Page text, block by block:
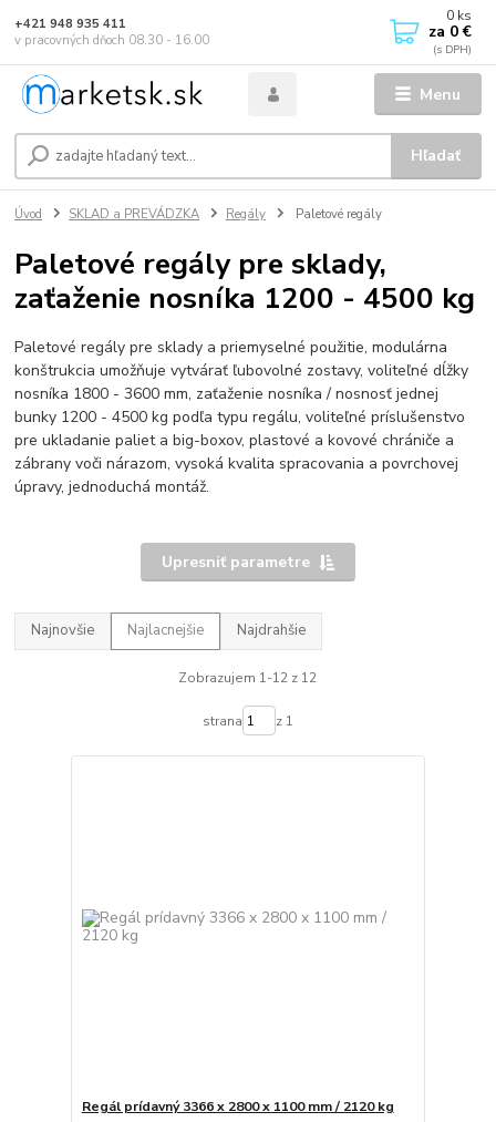
Menu
Hľadať
+421 948 935 411
v pracovných dňoch 08.30 - 16.00
0 ks
za 0 €
Úvod SKLAD a PREVÁDZKA Regály Paletové regály
Paletové regály pre sklady,
zaťaženie nosníka 1200 - 4500 kg
Paletové regály pre sklady a priemyselné použitie, modulárna
konštrukcia umožňuje vytvárať ľubovolné zostavy, voliteľné dĺžky
nosníka 1800 - 3600 mm, zaťaženie nosníka / nosnosť jednej
bunky 1200 - 4500 kg podľa typu regálu, voliteľné príslušenstvo
pre ukladanie paliet a big-boxov, plastové a kovové chrániče a
zábrany voči nárazom, vysoká kvalita spracovania a povrchovej
úpravy, jednoduchá montáž.
Upresniť parametre
Najnovšie Najlacnejšie Najdrahšie
Zobrazujem 1-12 z 12
strana z 1
Regál prídavný 3366 x 2800 x 1100 mm / 2120 kg